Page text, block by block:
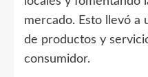
mercado. Esto llevó a
de productos y
consumidor.